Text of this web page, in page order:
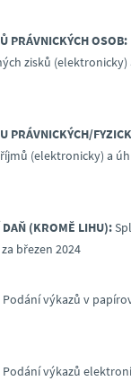
PRÁVNICKÝCH OSOB:
zisků
PRÁVNICKÝCH/
(elektronicky) a
(KROMĚ LIHU):
březen 2024
Podání výkazů v
Podání výkazů